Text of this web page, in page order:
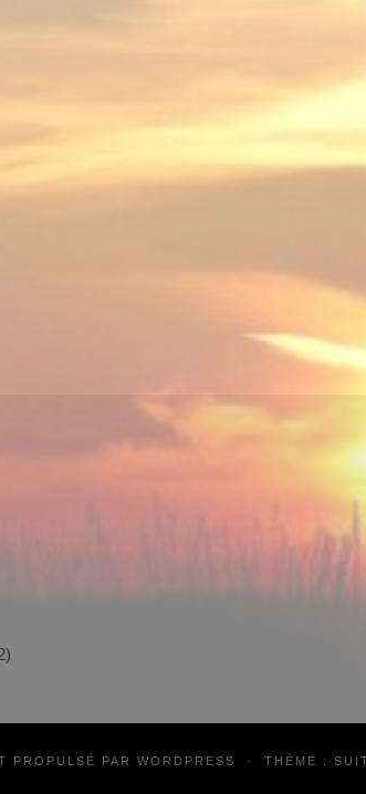
PROPULSÉ PAR WORDPRESS · THÈME :